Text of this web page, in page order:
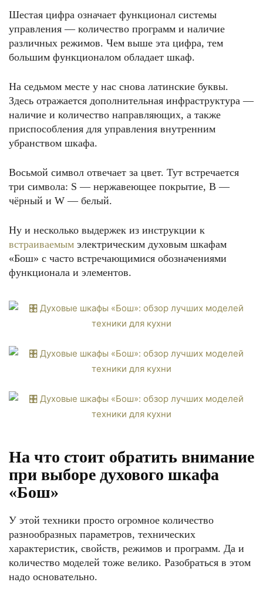
Шестая цифра означает функционал системы
управления — количество программ и наличие
различных режимов. Чем выше эта цифра, тем
большим функционалом обладает шкаф.
На седьмом месте у нас снова латинские буквы.
Здесь отражается дополнительная инфраструктура —
наличие и количество направляющих, а также
приспособления для управления внутренним
убранством шкафа.
Восьмой символ отвечает за цвет. Тут встречается
три символа: S — нержавеющее покрытие, B —
чёрный и W — белый.
Ну и несколько выдержек из инструкции к
встраиваемым электрическим духовым шкафам
«Бош» с часто встречающимися обозначениями
функционала и элементов.
На что стоит обратить внимание
при выборе духового шкафа
«Бош»
У этой техники просто огромное количество
разнообразных параметров, технических
характеристик, свойств, режимов и программ. Да и
количество моделей тоже велико. Разобраться в этом
надо основательно.